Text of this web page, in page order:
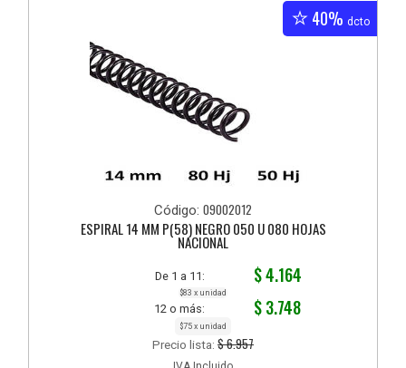
40% dcto
Código: 09002012
ESPIRAL 14 MM P(58) NEGRO 050 U 080 HOJAS
NACIONAL
De 1 a 11: $ 4.164
$83 x unidad
12 o más: $ 3.748
$75 x unidad
Precio lista: $ 6.957